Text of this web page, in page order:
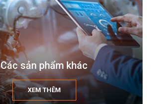
Các sản phẩm khác
XEM THÊM